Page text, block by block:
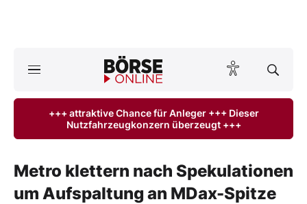
ktuelle Ausgabe BÖRSE ONLINE lesen
Finanz-Check
+++ attraktive Chance für Anleger +++ Dieser
Nutzfahrzeugkonzern überzeugt +++
Metro klettern nach Spekulationen
um Aufspaltung an MDax-Spitze